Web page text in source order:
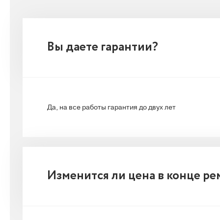
Вы даете гарантии?
Да, на все работы гарантия до двух лет
Изменится ли цена в конце